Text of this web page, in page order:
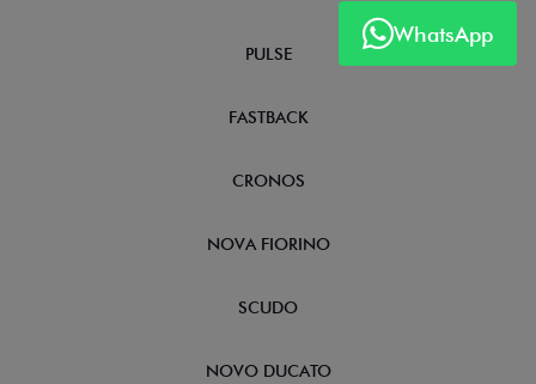
WhatsApp
PULSE
FASTBACK
CRONOS
NOVA FIORINO
SCUDO
NOVO DUCATO